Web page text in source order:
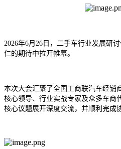
2026年6月26日，二手车行业发展研
仁的期待中拉开帷幕。
本次大会汇聚了全国工商联汽车经销
核心领导、行业实战专家及众多车商
核心议题展开深度交流，并顺利完成